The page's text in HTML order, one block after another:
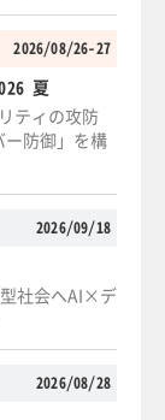
2026/08/26-27
夏
ティの攻防
ー防御」を構
2026/09/18
社会へAI×デ
2026/08/28